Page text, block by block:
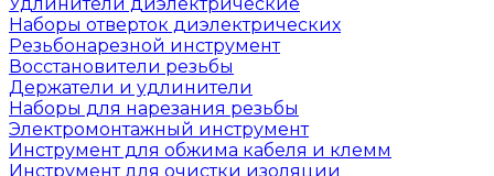
Наборы отверток диэлектрических
Резьбонарезной инструмент
Восстановители резьбы
Держатели и удлинители
Наборы для нарезания резьбы
Электромонтажный инструмент
Инструмент для обжима кабеля и клемм
Инструмент для очистки изоляции